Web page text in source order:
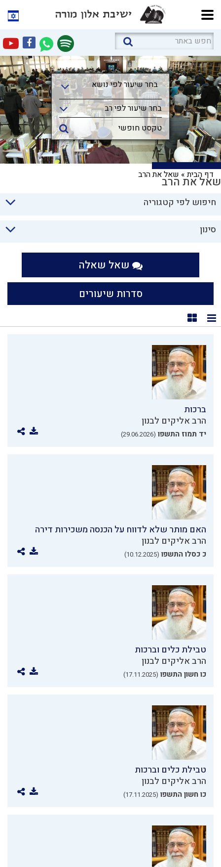
בחר שיעור לפי נושא
בחר שיעור לפי נושא
בחר שיעור לפי רב
דף הבית» שאל את הרבשאל את הרב
חיפוש לפי קטגוריה
סינון
שאל שאלה
סדרות שיעורים
תצוגת רשימה
תצוגת קוביות
ברכות
הרב אליקים לבנון
יד תמוז התשפו (29.06.2026)
האם מותר שלא לדווח על הכנסה משכירות דירה
הרב אליקים לבנון
כ כסלו התשפו (10.12.2025)
טבילת כלים וברכות
הרב אליקים לבנון
כו חשון התשפו (17.11.2025)
טבילת כלים וברכות
הרב אליקים לבנון
כו חשון התשפו (17.11.2025)